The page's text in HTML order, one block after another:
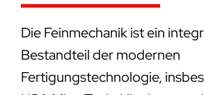
Die Feinmechanik ist ein
Bestandteil der modernen
Fertigungstechnologie,